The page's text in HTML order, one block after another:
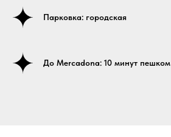
Парковка: городская
До Mercadona: 10 минут пешком